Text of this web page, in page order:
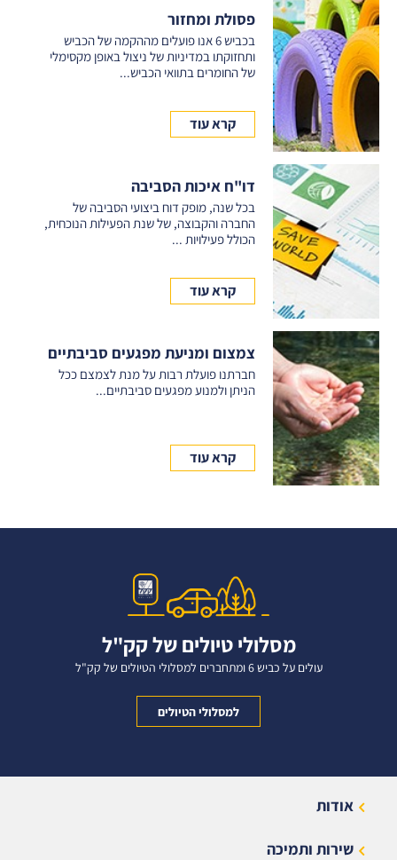
פסולת ומחזור
בכביש 6 אנו פועלים מההקמה של הכביש
ותחזוקתו במדיניות של ניצול באופן מקסימלי
של החומרים בתוואי הכביש...
קרא עוד
דו"ח איכות הסביבה
בכל שנה, מופק דוח ביצועי הסביבה של
החברה והקבוצה, של שנת הפעילות הנוכחית,
הכולל פעילויות ...
קרא עוד
צמצום ומניעת מפגעים סביבתיים
חברתנו פועלת רבות על מנת לצמצם ככל
הניתן ולמנוע מפגעים סביבתיים...
קרא עוד
מסלולי טיולים של קק"ל
עולים על כביש 6 ומתחברים למסלולי הטיולים של קק"ל
למסלולי הטיולים
אודות
שירות ותמיכה